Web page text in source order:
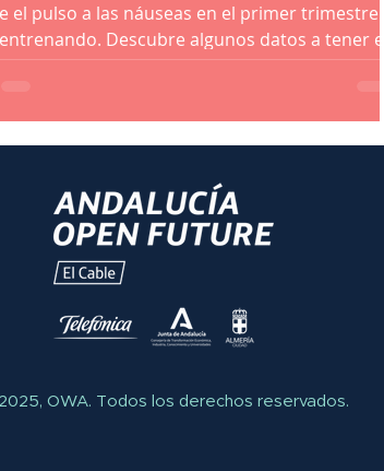
el pulso a las náuseas en el primer trimestre y
Descubre algunos datos a tener en
y consejos para combatirla
OWA. Todos los derechos reservados.